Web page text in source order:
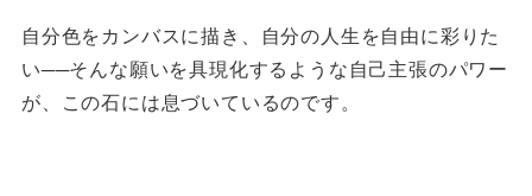
自分色をカンバスに描き、自分の人生を自由に彩りた
い──そんな願いを具現化するような自己主張のパワー
が、この石には息づいているのです。